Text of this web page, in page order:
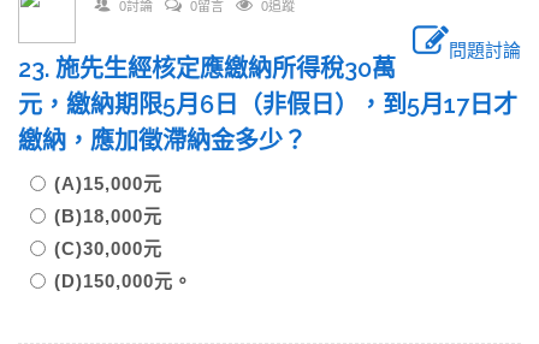
0討論 0留言 0追蹤
問題討論
23. 施先生經核定應繳納所得稅30萬
元，繳納期限5月6日（非假日），到5月17日才
繳納，應加徵滯納金多少？
(A)15,000元
(B)18,000元
(C)30,000元
(D)150,000元。